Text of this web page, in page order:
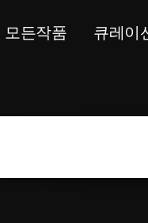
모든작품 큐레이